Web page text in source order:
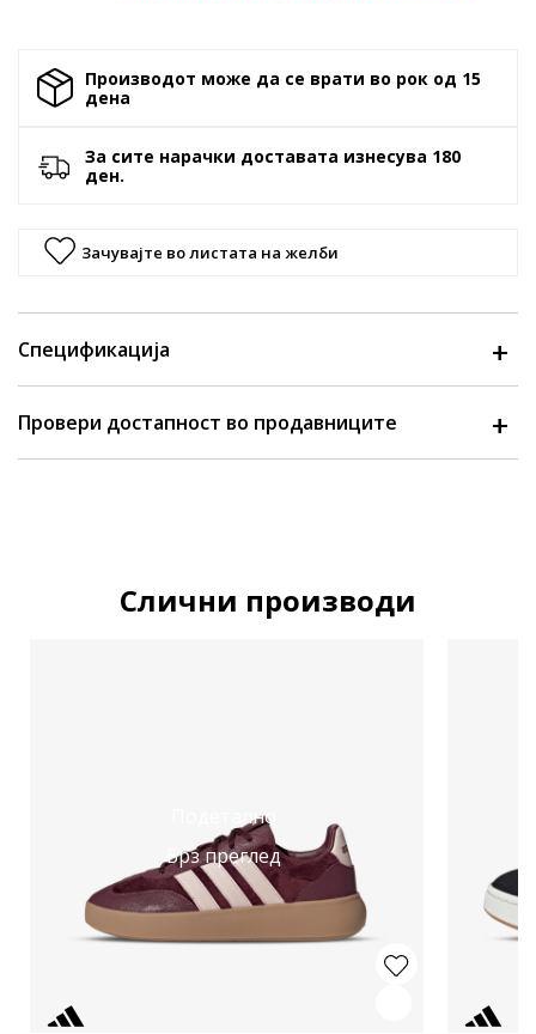
Производот може да се врати во рок од 15
денa
За сите нарачки доставата изнесува 180
ден.
Зачувајте во листата на желби
Спецификација
Провери достапност во продавниците
Слични производи
Подетално
Брз преглед